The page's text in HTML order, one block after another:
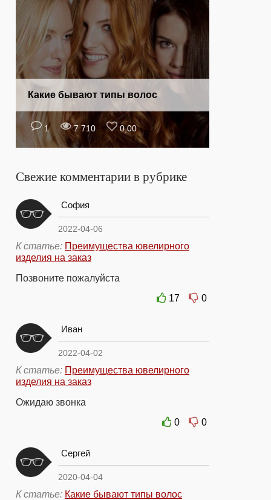
1 7 710 0,00
Какие бывают типы волос
Свежие комментарии в рубрике
София
2022-04-06
К статье: Преимущества ювелирного
изделия на заказ
Позвоните пожалуйста
17
0
Иван
2022-04-02
К статье: Преимущества ювелирного
изделия на заказ
Ожидаю звонка
0
0
Сергей
2020-04-04
К статье: Какие бывают типы волос